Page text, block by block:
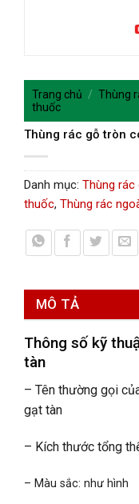
Trang chủ / Thùng
thuốc
Thùng rác gỗ tròn
Danh mục: Thùng rác
thuốc, Thùng rác
MÔ TẢ
Thông số kỹ
tàn
– Tên thường gọi
gạt tàn
– Kích thước tổng
– Màu sắc: như hình